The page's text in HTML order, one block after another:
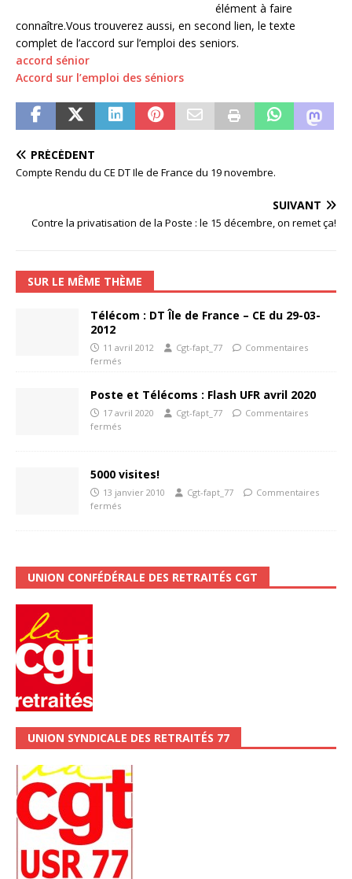
élément à faire
connaître.Vous trouverez aussi, en second lien, le texte
complet de l’accord sur l’emploi des seniors.
accord sénior
Accord sur l’emploi des séniors
PRÉCÉDENT
Compte Rendu du CE DT Ile de France du 19 novembre.
SUIVANT
Contre la privatisation de la Poste : le 15 décembre, on remet ça!
SUR LE MÊME THÈME
Télécom : DT Île de France – CE du 29-03-
2012
11 avril 2012 Cgt-fapt_77
Commentaires
fermés
Poste et Télécoms : Flash UFR avril 2020
17 avril 2020 Cgt-fapt_77
Commentaires
fermés
5000 visites!
13 janvier 2010 Cgt-fapt_77
Commentaires
fermés
UNION CONFÉDÉRALE DES RETRAITÉS CGT
UNION SYNDICALE DES RETRAITÉS 77